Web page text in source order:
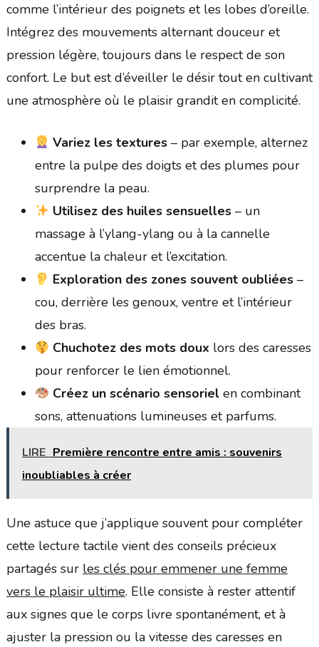
comme l’intérieur des poignets et les lobes d’oreille.
Intégrez des mouvements alternant douceur et
pression légère, toujours dans le respect de son
confort. Le but est d’éveiller le désir tout en cultivant
une atmosphère où le plaisir grandit en complicité.
Variez les textures – par exemple, alternez
entre la pulpe des doigts et des plumes pour
surprendre la peau.
Utilisez des huiles sensuelles – un
massage à l’ylang-ylang ou à la cannelle
accentue la chaleur et l’excitation.
Exploration des zones souvent oubliées –
cou, derrière les genoux, ventre et l’intérieur
des bras.
Chuchotez des mots doux lors des caresses
pour renforcer le lien émotionnel.
Créez un scénario sensoriel en combinant
sons, attenuations lumineuses et parfums.
LIRE Première rencontre entre amis : souvenirs
inoubliables à créer
Une astuce que j’applique souvent pour compléter
cette lecture tactile vient des conseils précieux
partagés sur les clés pour emmener une femme
vers le plaisir ultime. Elle consiste à rester attentif
aux signes que le corps livre spontanément, et à
ajuster la pression ou la vitesse des caresses en